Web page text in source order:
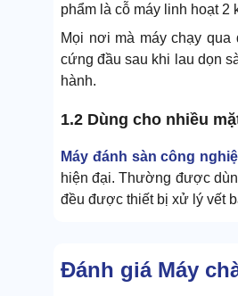
phẩm là cỗ máy linh hoạt 2
Mọi nơi mà máy chạy qua
cứng đầu sau khi lau dọn
hành.
1.2 Dùng cho nhiều
Máy đánh sàn công
hiện đại. Thường được
đều được thiết bị xử lý vết
Đánh giá Máy